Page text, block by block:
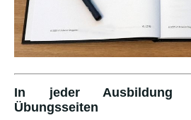
In jeder Ausbildung
Übungsseiten